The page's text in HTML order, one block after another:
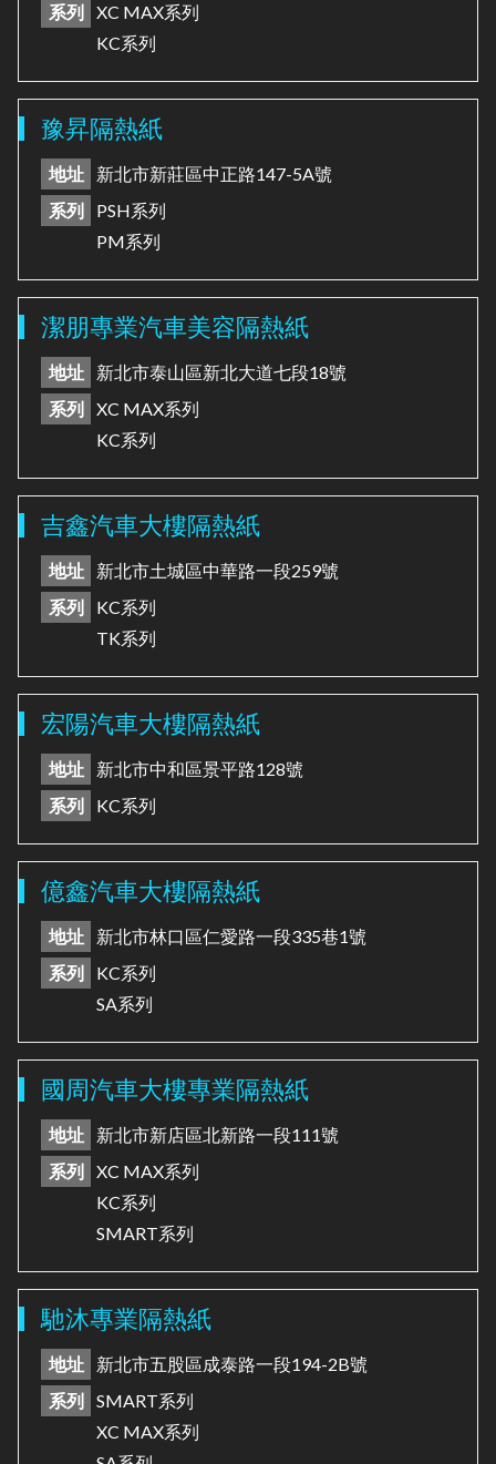
系列
XC MAX系列
KC系列
豫昇隔熱紙
地址
新北市新莊區中正路147-5A號
系列
PSH系列
PM系列
潔朋專業汽車美容隔熱紙
地址
新北市泰山區新北大道七段18號
系列
XC MAX系列
KC系列
吉鑫汽車大樓隔熱紙
地址
新北市土城區中華路一段259號
系列
KC系列
TK系列
宏陽汽車大樓隔熱紙
地址
新北市中和區景平路128號
系列
KC系列
億鑫汽車大樓隔熱紙
地址
新北市林口區仁愛路一段335巷1號
系列
KC系列
SA系列
國周汽車大樓專業隔熱紙
地址
新北市新店區北新路一段111號
系列
XC MAX系列
KC系列
SMART系列
馳沐專業隔熱紙
地址
新北市五股區成泰路一段194-2B號
系列
SMART系列
XC MAX系列